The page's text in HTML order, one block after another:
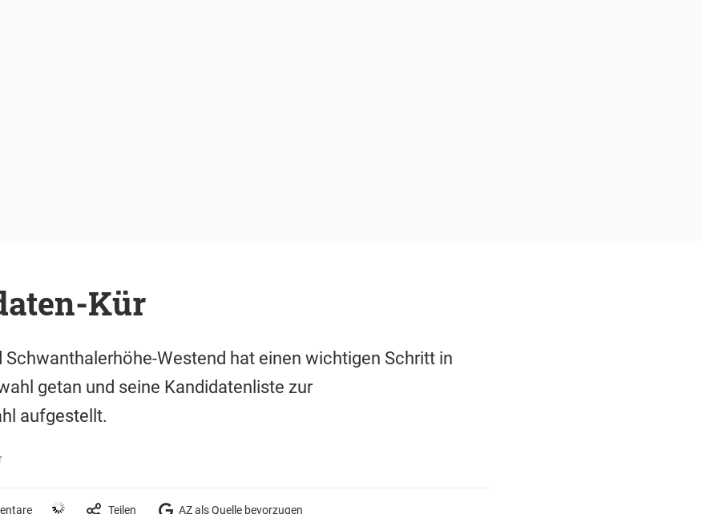
Kür
Schwanthalerhöhe-Westend hat einen wichtigen Schritt in
getan und seine Kandidatenliste zur
aufgestellt.
Teilen AZ als Quelle bevorzugen